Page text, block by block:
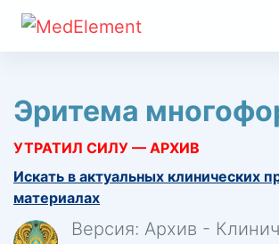
Эритема
УТРАТИЛ СИЛУ — АРХИВ
Искать в актуальных клинических
материалах
Версия: Архив -